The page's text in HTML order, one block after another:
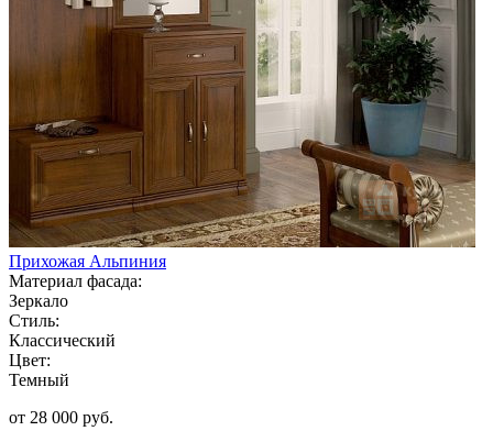
Прихожая Альпиния
Материал фасада:
Зеркало
Стиль:
Классический
Цвет:
Темный
от 28 000 руб.